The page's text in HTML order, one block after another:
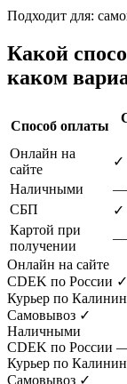
Подходит для:
Какой
каком
Способ оплаты
Онлайн на
сайте
✓
Наличными
—
СБП
✓
Картой при
получении
—
Онлайн на сайте
CDEK по России ✓
Курьер по
Самовывоз ✓
Наличными
CDEK по России
Курьер по
Самовывоз ✓